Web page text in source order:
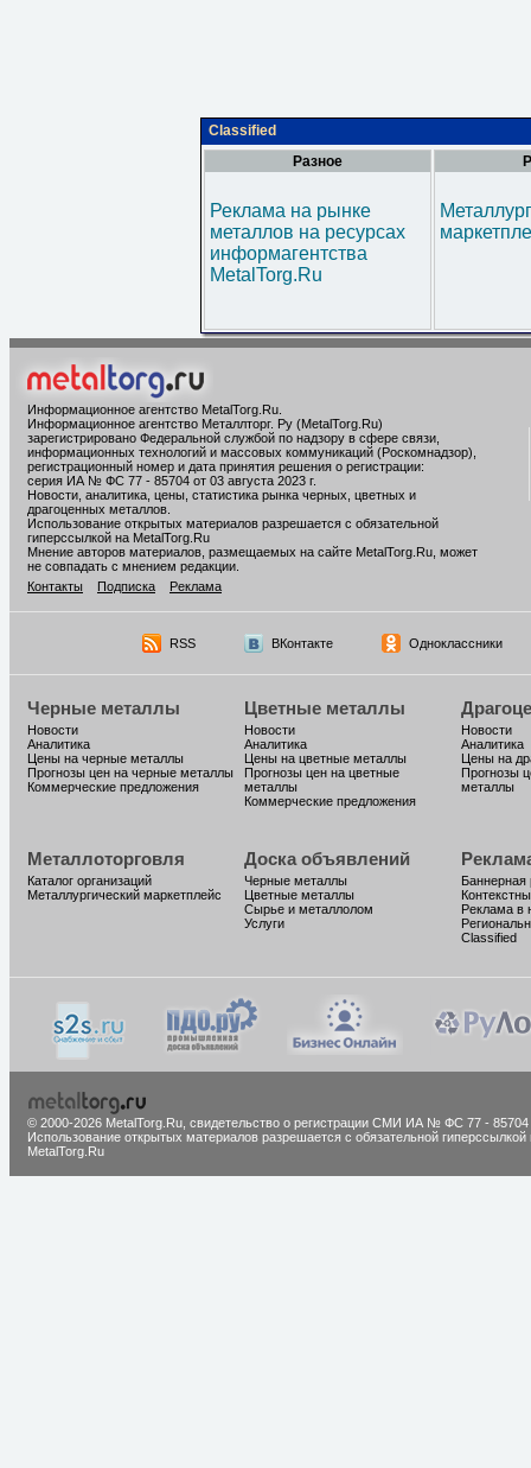
Classified
Разное
Реклама на рынке
металлов на ресурсах
информагентства
MetalTorg.Ru
Информационное агентство MetalTorg.Ru
Информационное агентство Металлторг. Ру (MetalTorg.Ru)
зарегистрировано Федеральной службой по надзору в сфере связи,
информационных технологий и массовых коммуникаций (Роскомнадзор),
регистрационный номер и дата принятия решения о регистрации:
серия ИА № ФС 77 - 85704 от 03 августа 2023 г.
Новости, аналитика, цены, статистика рынка черных, цветных и
драгоценных металлов.
Использование открытых материалов разрешается с обязательной
гиперссылкой на MetalTorg.Ru
Мнение авторов материалов, размещаемых на сайте MetalTorg.Ru, может
не совпадать с мнением редакции.
Контакты
Подписка Реклама
RSS ВКонтакте Одноклассники
Черные металлы
Новости
Аналитика
Цены на черные металлы
Прогнозы цен на черные металлы
Коммерческие предложения
Цветные металлы
Новости
Аналитика
Цены на цветные металлы
Прогнозы цен на цветные
металлы
Коммерческие предложения
Новости
Аналитика
Цены на
Прогнозы
металлы
Металлоторговля
Каталог организаций
Металлургический маркетплейс
Доска объявлений
Черные металлы
Цветные металлы
Сырье и металлолом
Услуги
Баннерная
Реклама в
Classified
© 2000-2026 MetalTorg.Ru, cвидетельство о регистрации СМИ ИА № ФС 77 - 85704
Использование открытых материалов разрешается с обязательной гиперссылкой
MetalTorg.Ru